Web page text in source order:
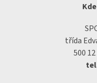
třída
500